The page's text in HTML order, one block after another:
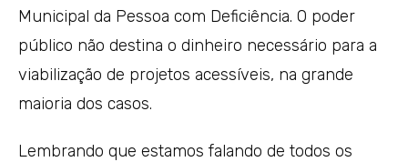
Municipal da Pessoa com Deficiência. O poder
público não destina o dinheiro necessário para a
viabilização de projetos acessíveis, na grande
maioria dos casos.
Lembrando que estamos falando de todos os